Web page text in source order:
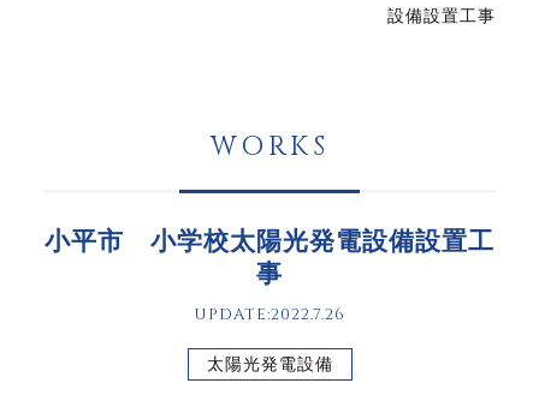
設備設置工事
WORKS
小平市 小学校太陽光発電設備設置工
事
UPDATE:2022.7.26
太陽光発電設備